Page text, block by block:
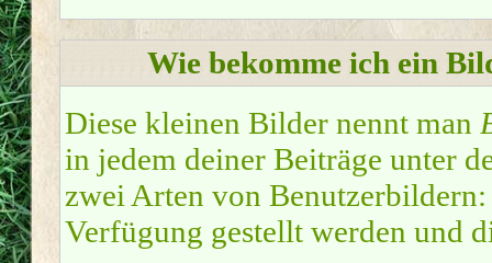
Wie bekomme ich ein
Diese kleinen Bilder nennt man
in jedem deiner Beiträge unter
zwei Arten von
Verfügung gestellt werden und